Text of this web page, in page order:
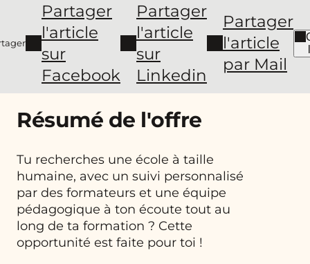
Partager
l'article
sur
Facebook
Partager
l'article
sur
Linkedin
Partager
l'article
par Mail
Résumé de l'offre
Tu recherches une école à taille
humaine, avec un suivi personnalisé
par des formateurs et une équipe
pédagogique à ton écoute tout au
long de ta formation ? Cette
opportunité est faite pour toi !